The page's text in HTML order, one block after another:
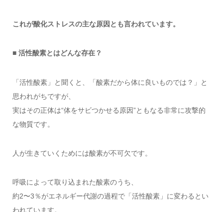
これが酸化ストレスの主な原因とも言われています。
■ 活性酸素とはどんな存在？
「活性酸素」と聞くと、「酸素だから体に良いものでは？」と
思われがちですが、
実はその正体は“体をサビつかせる原因”ともなる非常に攻撃的
な物質です。
人が生きていくためには酸素が不可欠です。
呼吸によって取り込まれた酸素のうち、
約2〜3％がエネルギー代謝の過程で「活性酸素」に変わるとい
われています。